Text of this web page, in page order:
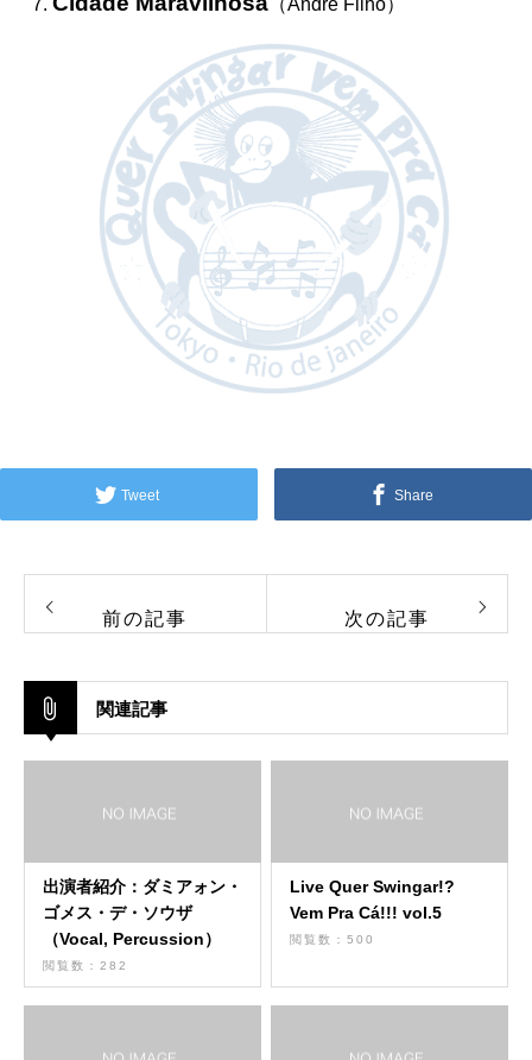
Tweet Share
前の記事 次の記事
関連記事
出演者紹介：ダミアォン・
ゴメス・デ・ソウザ
（Vocal, Percussion）
閲覧数：282
Live Quer Swingar!?
Vem Pra Cá!!! vol.5
閲覧数：500